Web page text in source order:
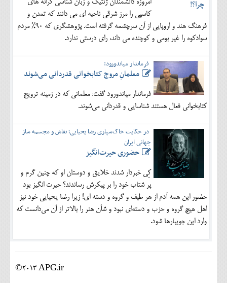
امروزه دانشمندان ژنتیک و زبان شناسی کرانه های
کاسپی را مرز شرقی ناحیه ای می دانند که تمدن و
فرهنگ هند و اروپایی از آن سرچشمه گرفته است. پژوهشگری که 90% مردم
سوادکوه را غیر بومی و کوچنده می داند، رای درستی ندارد.
فرماندار میاندورود:
معلمانِ مروج کتابخوانی قدردانی می‌شوند
فرماندار میاندورود گفت: معلمانی که در زمینه ترویج
کتابخوانی فعال هستند شناسایی و قدردانی می‌شوند.
در حکایت خاک‌سپاری رضا یحیایی؛ نقاش و مجسمه ساز
جهانی ایران
حضوری حیرت‌انگیز
کِی خبردار شدند خلایق و دوستان او که چنین گرم و
پر شتاب خود را بر پیکرش رساندند؟ حیرت انگیز بود
حضور این همه آدم از هر طیف و گروه و دسته ای! زیرا رضا یحیایی خود نیز
اهل هیچ گروه و حزب و دسته‌ای نبود و شأن هنر را بالاتر از آن می‌دانست که
وارد این جویبارها شود.
©2013 APG.ir